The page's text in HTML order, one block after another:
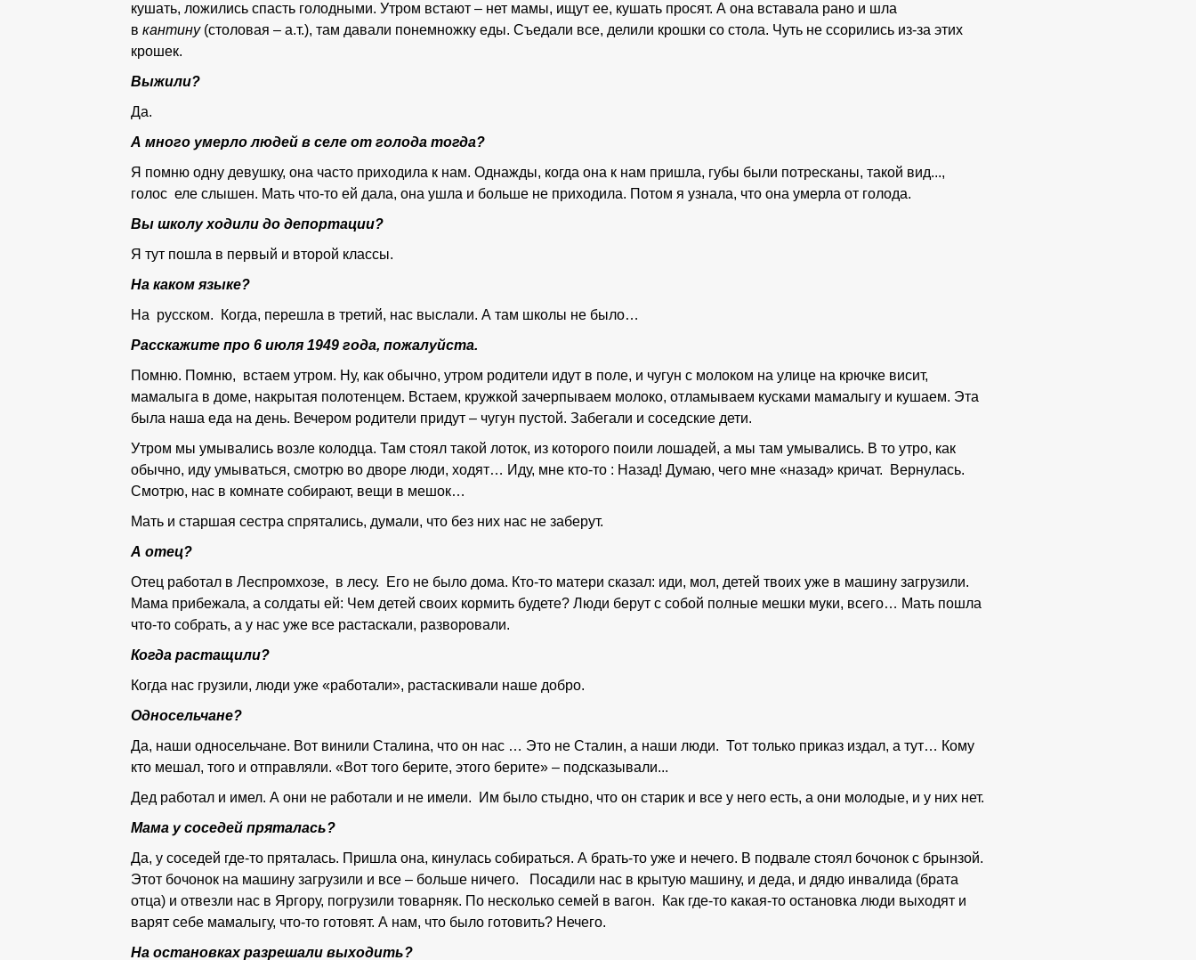
кушать, ложились спасть голодными. Утром встают – нет мамы, ищут ее, кушать просят. А она вставала рано и шла
в кантину(столовая – а.т.), там давали понемножку еды. Съедали все, делили крошки со стола. Чуть не ссорились из-за этих
крошек.
Выжили?
Да.
А много умерло людей в селе от голода тогда?
Я помню одну девушку, она часто приходила к нам. Однажды, когда она к нам пришла, губы были потресканы, такой вид...,
голос еле слышен. Мать что-то ей дала, она ушла и больше не приходила. Потом я узнала, что она умерла от голода.
Вы школу ходили до депортации?
Я тут пошла в первый и второй классы.
На каком языке?
На русском. Когда, перешла в третий, нас выслали. А там школы не было…
Расскажите про 6 июля 1949 года, пожалуйста.
Помню. Помню, встаем утром. Ну, как обычно, утром родители идут в поле, и чугун с молоком на улице на крючке висит,
мамалыга в доме, накрытая полотенцем. Встаем, кружкой зачерпываем молоко, отламываем кусками мамалыгу и кушаем. Эта
была наша еда на день. Вечером родители придут – чугун пустой. Забегали и соседские дети.
Утром мы умывались возле колодца. Там стоял такой лоток, из которого поили лошадей, а мы там умывались. В то утро, как
обычно, иду умываться, смотрю во дворе люди, ходят… Иду, мне кто-то : Назад! Думаю, чего мне «назад» кричат. Вернулась.
Смотрю, нас в комнате собирают, вещи в мешок…
Мать и старшая сестра спрятались, думали, что без них нас не заберут.
А отец?
Отец работал в Леспромхозе, в лесу. Его не было дома. Кто-то матери сказал: иди, мол, детей твоих уже в машину загрузили.
Мама прибежала, а солдаты ей: Чем детей своих кормить будете? Люди берут с собой полные мешки муки, всего… Мать пошла
что-то собрать, а у нас уже все растаскали, разворовали.
Когда растащили?
Когда нас грузили, люди уже «работали», растаскивали наше добро.
Односельчане?
Да, наши односельчане. Вот винили Сталина, что он нас … Это не Сталин, а наши люди. Тот только приказ издал, а тут… Кому
кто мешал, того и отправляли. «Вот того берите, этого берите» – подсказывали...
Дед работал и имел. А они не работали и не имели. Им было стыдно, что он старик и все у него есть, а они молодые, и у них нет.
Мама у соседей пряталась?
Да, у соседей где-то пряталась. Пришла она, кинулась собираться. А брать-то уже и нечего. В подвале стоял бочонок с брынзой.
Этот бочонок на машину загрузили и все – больше ничего. Посадили нас в крытую машину, и деда, и дядю инвалида (брата
отца) и отвезли нас в Яргору, погрузили товарняк. По несколько семей в вагон. Как где-то какая-то остановка люди выходят и
варят себе мамалыгу, что-то готовят. А нам, что было готовить? Нечего.
На остановках разрешали выходить?